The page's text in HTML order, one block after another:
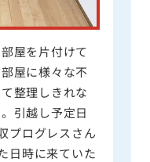
屋を片付けて
屋に様々な不
整理しきれな
引越し予定日
プログレスさん
日時に来ていた